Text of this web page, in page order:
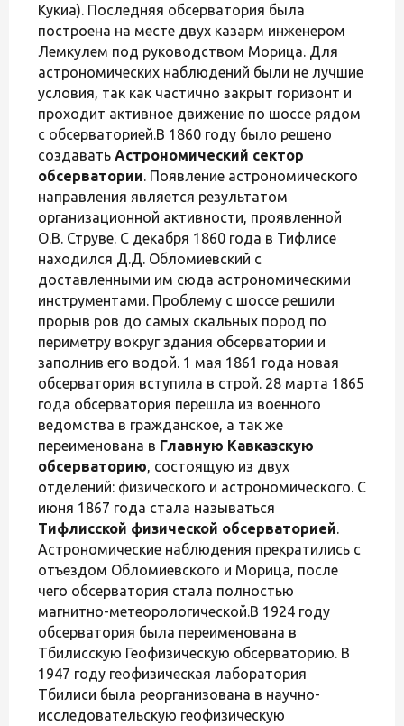
Кукиа). Последняя обсерватория была
построена на месте двух казарм инженером
Лемкулем под руководством Морица. Для
астрономических наблюдений были не лучшие
условия, так как частично закрыт горизонт и
проходит активное движение по шоссе рядом
с обсерваторией.В 1860 году было решено
создавать Астрономический сектор
обсерватории. Появление астрономического
направления является результатом
организационной активности, проявленной
О.В. Струве. С декабря 1860 года в Тифлисе
находился Д.Д. Обломиевский с
доставленными им сюда астрономическими
инструментами. Проблему с шоссе решили
прорыв ров до самых скальных пород по
периметру вокруг здания обсерватории и
заполнив его водой. 1 мая 1861 года новая
обсерватория вступила в строй. 28 марта 1865
года обсерватория перешла из военного
ведомства в гражданское, а так же
переименована в Главную Кавказскую
обсерваторию, состоящую из двух
отделений: физического и астрономического. С
июня 1867 года стала называться
Тифлисской физической обсерваторией.
Астрономические наблюдения прекратились с
отъездом Обломиевского и Морица, после
чего обсерватория стала полностью
магнитно-метеорологической.В 1924 году
обсерватория была переименована в
Тбилисскую Геофизическую обсерваторию. В
1947 году геофизическая лаборатория
Тбилиси была реорганизована в научно-
исследовательскую геофизическую